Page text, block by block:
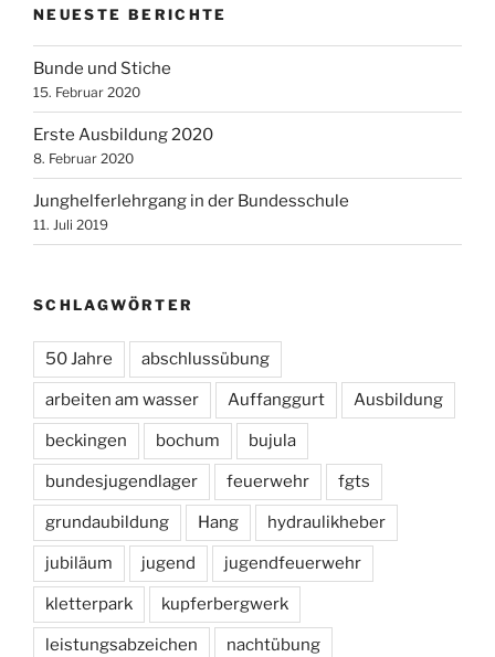
NEUESTE BERICHTE
Bunde und Stiche
15. Februar 2020
Erste Ausbildung 2020
8. Februar 2020
Junghelferlehrgang in der Bundesschule
11. Juli 2019
SCHLAGWÖRTER
50 Jahre abschlussübung
arbeiten am wasser Auffanggurt Ausbildung
beckingen bochum bujula
bundesjugendlager feuerwehr fgts
grundaubildung Hang hydraulikheber
jubiläum jugend jugendfeuerwehr
kletterpark kupferbergwerk
leistungsabzeichen nachtübung